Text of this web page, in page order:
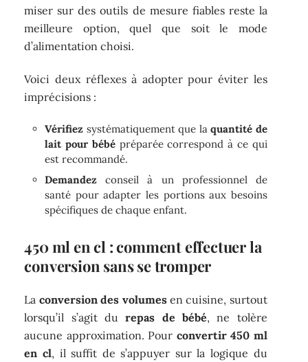
miser sur des outils de mesure fiables reste la
meilleure option, quel que soit le mode
d’alimentation choisi.
Voici deux réflexes à adopter pour éviter les
imprécisions :
Vérifiez systématiquement que laquantité de
lait pour bébépréparée correspond à ce qui
est recommandé.
Demandez conseil à un professionnel de
santé pour adapter les portions aux besoins
spécifiques de chaque enfant.
450 ml en cl : comment effectuer la
conversion sans se tromper
La conversion des volumesen cuisine, surtout
lorsqu’il s’agit durepas de bébé, ne tolère
aucune approximation. Pour convertir 450 ml
en cl, il suffit de s’appuyer sur la logique du